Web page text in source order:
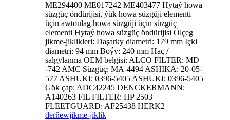
ME294400 ME017242 ME403477 Hytaý howa
süzgüç öndürijisi, ýük howa süzgüji elementi
üçin awtoulag howa süzgüji üçin süzgüç
elementi Hytaý howa süzgüç öndürijisi Ölçeg
jikme-jiklikleri: Daşarky diametri: 179 mm Içki
diametri: 94 mm Boýy: 240 mm Haç /
salgylanma OEM belgisi: ALCO FILTER: MD
-742 AMC Süzgüç: MA-4494 ASHIKA: 20-05-
577 ASHUKI: 0396-5405 ASHUKI: 0396-5405
Gök çap: ADC42245 DENCKERMANN:
A140263 FIL FILTER: HP 2503
FLEETGUARD: AF25438 HERK2
derňewjikme-jiklik